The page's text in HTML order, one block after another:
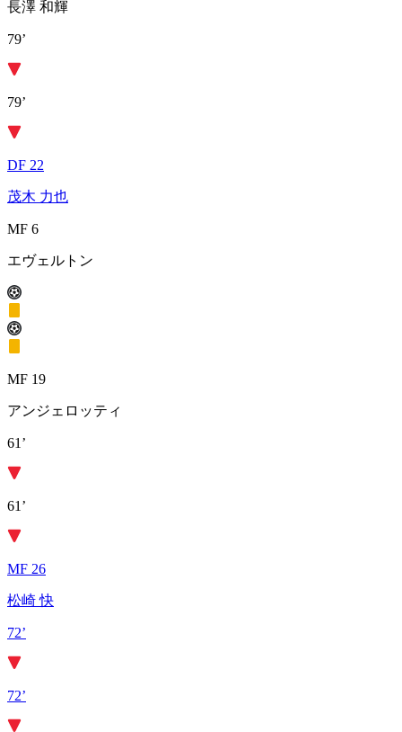
長澤 和輝
79’
79’
DF 22
茂木 力也
MF 6
エヴェルトン
MF 19
アンジェロッティ
61’
61’
MF 26
松崎 快
72’
72’